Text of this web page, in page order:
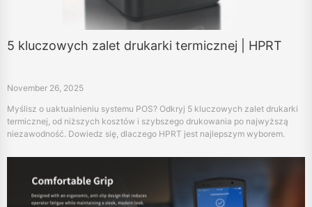
5 kluczowych zalet drukarki termicznej | HPRT
November 26, 2025
Myślisz o uaktualnieniu systemu POS? Odkryj 5 kluczowych zalet drukarki
termicznej, od niższych kosztów i szybszego drukowania po najwyższą
niezawodność. Dowiedz się, dlaczego HPRT jest najlepszym wyborem.